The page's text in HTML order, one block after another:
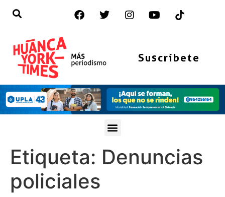
Suscríbete
Etiqueta: Denuncias
policiales